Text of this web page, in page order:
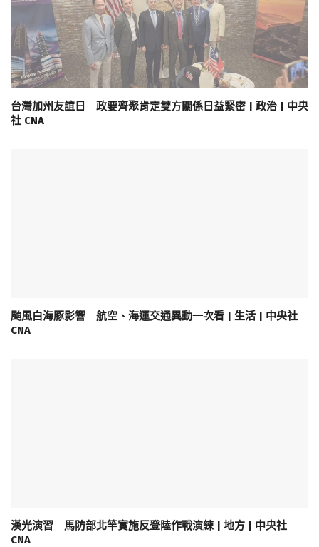
台灣加州友誼日 政要齊聚肯定雙方關係日益緊密 | 政治 | 中央
社 CNA
颱風白海豚影響 航空、海運交通異動一次看 | 生活 | 中央社
CNA
漢光演習 馬防部北竿實施反登陸作戰演練 | 地方 | 中央社
CNA